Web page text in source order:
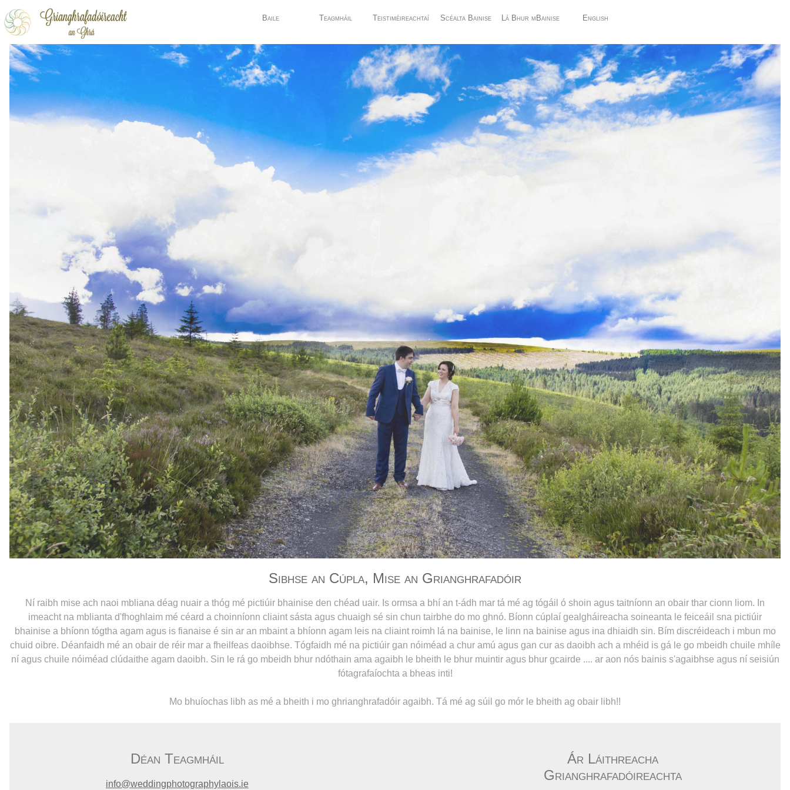
Baile Teagmháil Teistiméireachtaí Scéalta Bainise Lá Bhur mBainise English
Sibhse an Cúpla, Mise an Grianghrafadóir
Ní raibh mise ach naoi mbliana déag nuair a thóg mé pictiúir bhainise den chéad uair. Is ormsa a bhí an t-ádh mar tá mé ag tógáil ó shoin agus taitníonn an obair thar cionn liom. In
imeacht na mblianta d'fhoghlaim mé céard a choinníonn cliaint sásta agus chuaigh sé sin chun tairbhe do mo ghnó. Bíonn cúplaí gealgháireacha soineanta le feiceáil sna pictiúir
bhainise a bhíonn tógtha agam agus is fianaise é sin ar an mbaint a bhíonn agam leis na cliaint roimh lá na bainise, le linn na bainise agus ina dhiaidh sin. Bím discréideach i mbun mo
chuid oibre. Déanfaidh mé an obair de réir mar a fheilfeas daoibhse. Tógfaidh mé na pictiúir gan nóiméad a chur amú agus gan cur as daoibh ach a mhéid is gá le go mbeidh chuile mhíle
ní agus chuile nóiméad clúdaithe agam daoibh. Sin le rá go mbeidh bhur ndóthain ama agaibh le bheith le bhur muintir agus bhur gcairde .... ar aon nós bainis s'agaibhse agus ní seisiún
fótagrafaíochta a bheas inti!
Mo bhuíochas libh as mé a bheith i mo ghrianghrafadóir agaibh. Tá mé ag súil go mór le bheith ag obair libh!!
Déan Teagmháil
info@weddingphotographylaois.ie
Ár Láithreacha
Grianghrafadóireachta